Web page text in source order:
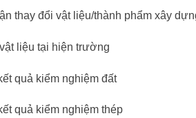
thay đổi vật liệu/thành phẩm xây
liệu tại hiện trường
quả kiểm nghiệm đất
quả kiểm nghiệm thép